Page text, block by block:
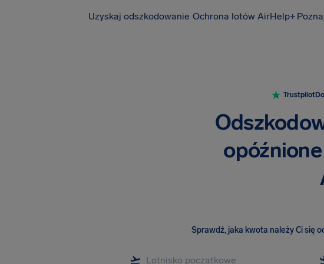
Uzyskaj odszkodowanie Ochrona lotów AirHelp+
Trustpilot
Sprawdź, jaka kwota należy Ci się